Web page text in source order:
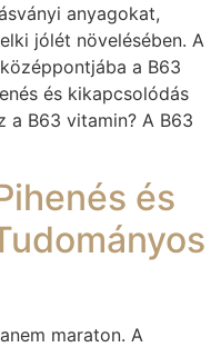
anyagokat,
jólét növelésében. A
a B63
és kikapcsolódás
a B63 vitamin? A B63
és
maraton. A